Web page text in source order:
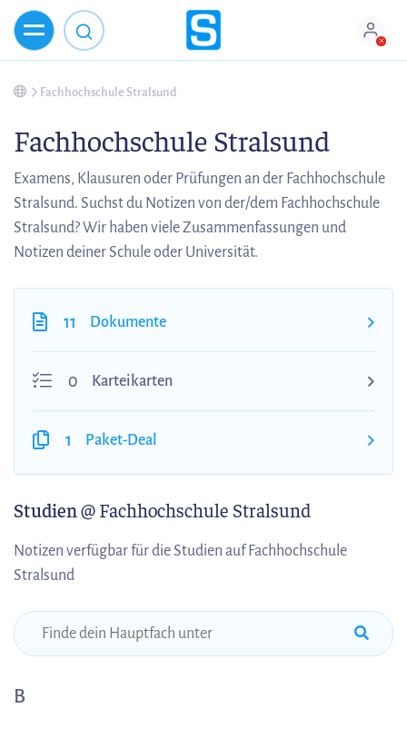
Fachhochschule Stralsund
Fachhochschule Stralsund
Examens, Klausuren oder Prüfungen an der Fachhochschule
Stralsund. Suchst du Notizen von der/dem Fachhochschule
Stralsund? Wir haben viele Zusammenfassungen und
Notizen deiner Schule oder Universität.
11 Dokumente
0 Karteikarten
1 Paket-Deal
Studien@ Fachhochschule Stralsund
Notizen verfügbar für die Studien auf Fachhochschule
Stralsund
B